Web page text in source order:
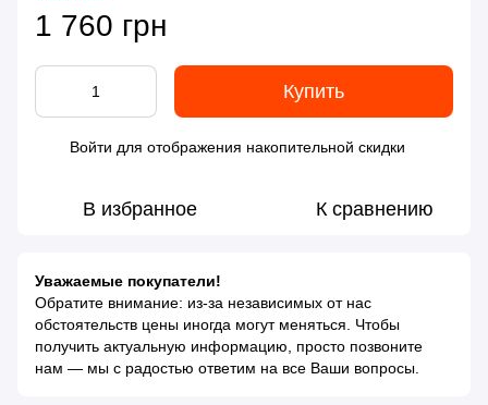
1 760 грн
Купить
Войти для отображения накопительной скидки
В избранное К сравнению
Уважаемые покупатели!
Обратите внимание: из-за независимых от нас
обстоятельств цены иногда могут меняться. Чтобы
получить актуальную информацию, просто позвоните
нам — мы с радостью ответим на все Ваши вопросы.